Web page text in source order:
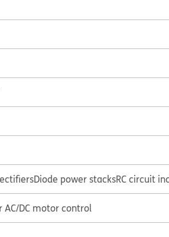
Diode power stacksRC circuit
AC/DC motor control